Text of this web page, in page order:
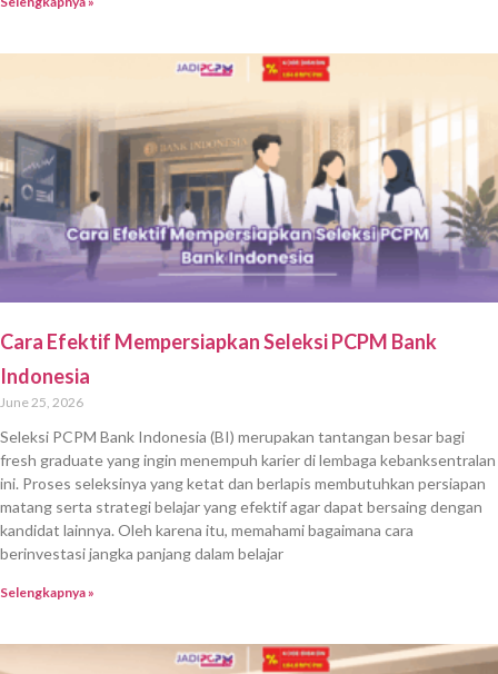
Cara Efektif Mempersiapkan Seleksi PCPM Bank
Indonesia
June 25, 2026
Seleksi PCPM Bank Indonesia (BI) merupakan tantangan besar bagi
fresh graduate yang ingin menempuh karier di lembaga kebanksentralan
ini. Proses seleksinya yang ketat dan berlapis membutuhkan persiapan
matang serta strategi belajar yang efektif agar dapat bersaing dengan
kandidat lainnya. Oleh karena itu, memahami bagaimana cara
berinvestasi jangka panjang dalam belajar
Selengkapnya »